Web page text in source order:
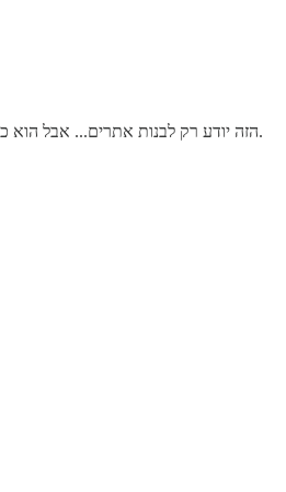
הזה יודע רק לבנות אתרים... אבל הוא כבר מעבר לזה .. מייעל תהליכים בכל שכבות החברה מקצר זמני מחקר ועוד.